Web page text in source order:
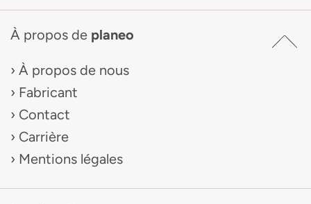
À propos de planeo
À propos de nous
Fabricant
Contact
Carrière
Mentions légales